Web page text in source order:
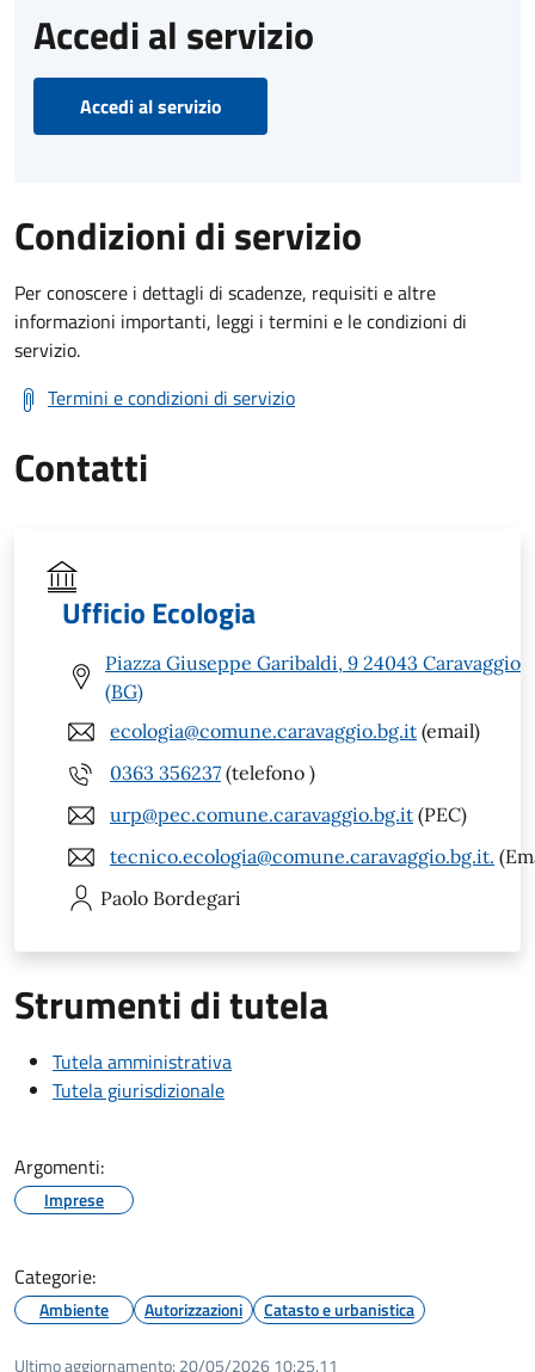
Accedi al servizio
Accedi al servizio
Condizioni di servizio
Per conoscere i dettagli di scadenze, requisiti e altre
informazioni importanti, leggi i termini e le condizioni di
servizio.
Termini e condizioni di servizio
Contatti
Ufficio Ecologia
Piazza Giuseppe Garibaldi, 9 24043 Caravaggio
(BG)
ecologia@comune.caravaggio.bg.it (email)
0363 356237 (telefono )
urp@pec.comune.caravaggio.bg.it (PEC)
tecnico.ecologia@comune.caravaggio.bg.it.
Paolo Bordegari
Strumenti di tutela
Tutela amministrativa
Tutela giurisdizionale
Argomenti:
Imprese
Categorie:
Ambiente Autorizzazioni Catasto e urbanistica
Ultimo aggiornamento: 20/05/2026 10:25.11